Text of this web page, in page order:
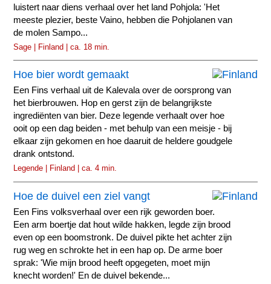
luistert naar diens verhaal over het land Pohjola: 'Het
meeste plezier, beste Vaino, hebben die Pohjolanen van
de molen Sampo...
Sage | Finland | ca. 18 min.
Hoe bier wordt gemaakt
Een Fins verhaal uit de Kalevala over de oorsprong van
het bierbrouwen. Hop en gerst zijn de belangrijkste
ingrediënten van bier. Deze legende verhaalt over hoe
ooit op een dag beiden - met behulp van een meisje - bij
elkaar zijn gekomen en hoe daaruit de heldere goudgele
drank ontstond.
Legende | Finland | ca. 4 min.
Hoe de duivel een ziel vangt
Een Fins volksverhaal over een rijk geworden boer.
Een arm boertje dat hout wilde hakken, legde zijn brood
even op een boomstronk. De duivel pikte het achter zijn
rug weg en schrokte het in een hap op. De arme boer
sprak: 'Wie mijn brood heeft opgegeten, moet mijn
knecht worden!' En de duivel bekende...